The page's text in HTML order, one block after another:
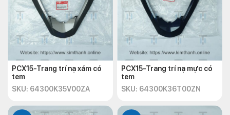
PCX15-Trang trí nạ xám có
tem
SKU: 64300K35V00ZA
PCX15-Trang trí nạ mực có
tem
SKU: 64300K36T00ZN